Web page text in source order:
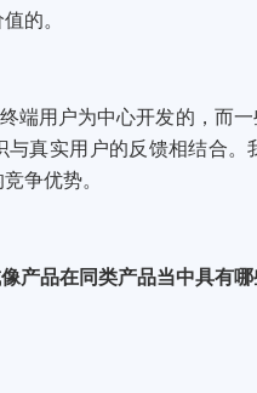
的。
端用户为中心开发的，而
与真实用户的反馈相结合
争优势。
产品在同类产品当中具有